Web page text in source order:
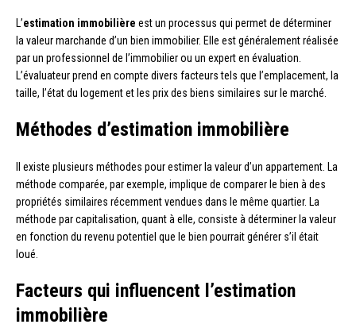
L’estimation immobilière est un processus qui permet de déterminer
la valeur marchande d’un bien immobilier. Elle est généralement réalisée
par un professionnel de l’immobilier ou un expert en évaluation.
L’évaluateur prend en compte divers facteurs tels que l’emplacement, la
taille, l’état du logement et les prix des biens similaires sur le marché.
Méthodes d’estimation immobilière
Il existe plusieurs méthodes pour estimer la valeur d’un appartement. La
méthode comparée, par exemple, implique de comparer le bien à des
propriétés similaires récemment vendues dans le même quartier. La
méthode par capitalisation, quant à elle, consiste à déterminer la valeur
en fonction du revenu potentiel que le bien pourrait générer s’il était
loué.
Facteurs qui influencent l’estimation
immobilière